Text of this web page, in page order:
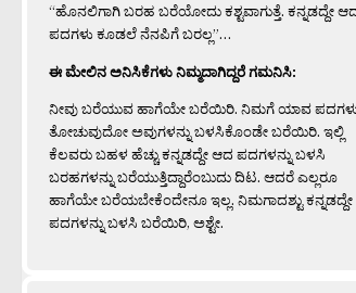
“ಹೊನಲಿಗಾಗಿ ಬರಹ ಬರೆಯೋದು ಕಶ್ಟವಾಗುತ್ತೆ. ಕನ್ನಡದ್ದೇ
ಪದಗಳು ಕೂಡಲೆ ನೆನಪಿಗೆ ಬರಲ್ಲ”…
ಈ ಮೇಲಿನ ಅನಿಸಿಕೆಗಳು ನಿಮ್ಮದಾಗಿದ್ದರೆ ಗಮನಿಸಿ:
ನೀವು ಬರೆಯುವ ಹಾಗೆಯೇ ಬರೆಯಿರಿ. ನಿಮಗೆ ಯಾವ
ತೋಚುವುದೋ ಅವುಗಳನ್ನು ಬಳಸಿಕೊಂಡೇ ಬರೆಯಿರಿ. ಇಲ್ಲಿ
ಕೆಲವರು ಬಹಳ ಹೆಚ್ಚು ಕನ್ನಡದ್ದೇ ಆದ ಪದಗಳನ್ನು ಬಳಸಿ
ಬರಹಗಳನ್ನು ಬರೆಯುತ್ತಿದ್ದಾರೆಂಬುದು ದಿಟ. ಆದರೆ ಎಲ್ಲರೂ
ಹಾಗೆಯೇ ಬರೆಯಬೇಕೆಂದೇನೂ ಇಲ್ಲ. ನಿಮಗಾದಶ್ಟು ಕನ್ನಡದ್ದೇ
ಪದಗಳನ್ನು ಬಳಸಿ ಬರೆಯಿರಿ, ಅಶ್ಟೇ.